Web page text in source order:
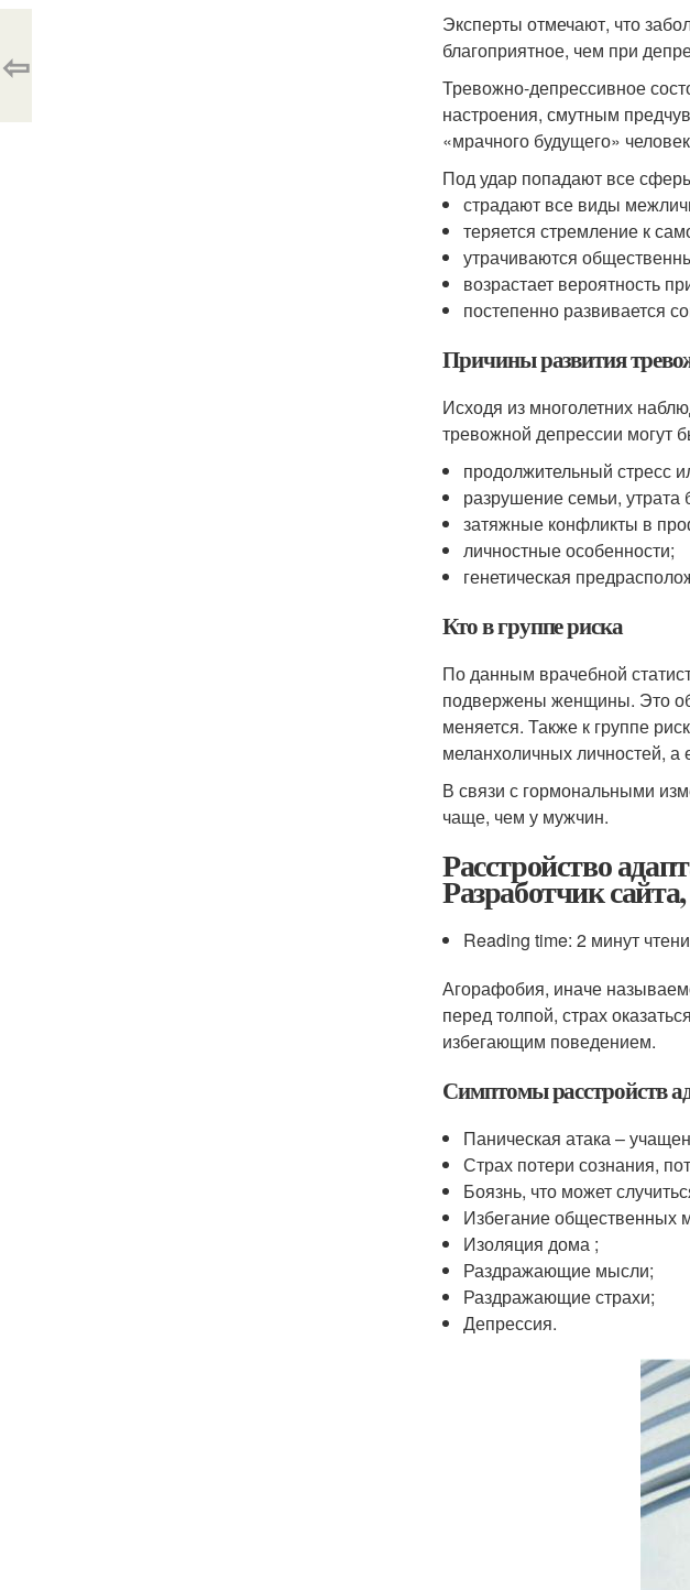
Эксперты отмечают, что
благоприятное, чем при
Тревожно-депрессивное
настроения, смутным
«мрачного будущего»
Под удар попадают все
страдают все виды
теряется стремление к
утрачиваются
возрастает вероятность
постепенно развивается
Причины развития
Исходя из многолетних
тревожной депрессии
продолжительный стресс
разрушение семьи, утрата
затяжные конфликты в
личностные особенности;
генетическая
Кто в группе риска
По данным врачебной
подвержены женщины. Это
меняется. Также к группе
меланхоличных личностей,
В связи с гормональными
чаще, чем у мужчин.
Расстройство
Разработчик
Reading time: 2 минут
Агорафобия, иначе
перед толпой, страх
избегающим поведением.
Симптомы расстройств
Паническая атака –
Страх потери сознания,
Боязнь, что может
Избегание общественных
Изоляция дома ;
Раздражающие мысли;
Раздражающие страхи;
Депрессия.
⇦